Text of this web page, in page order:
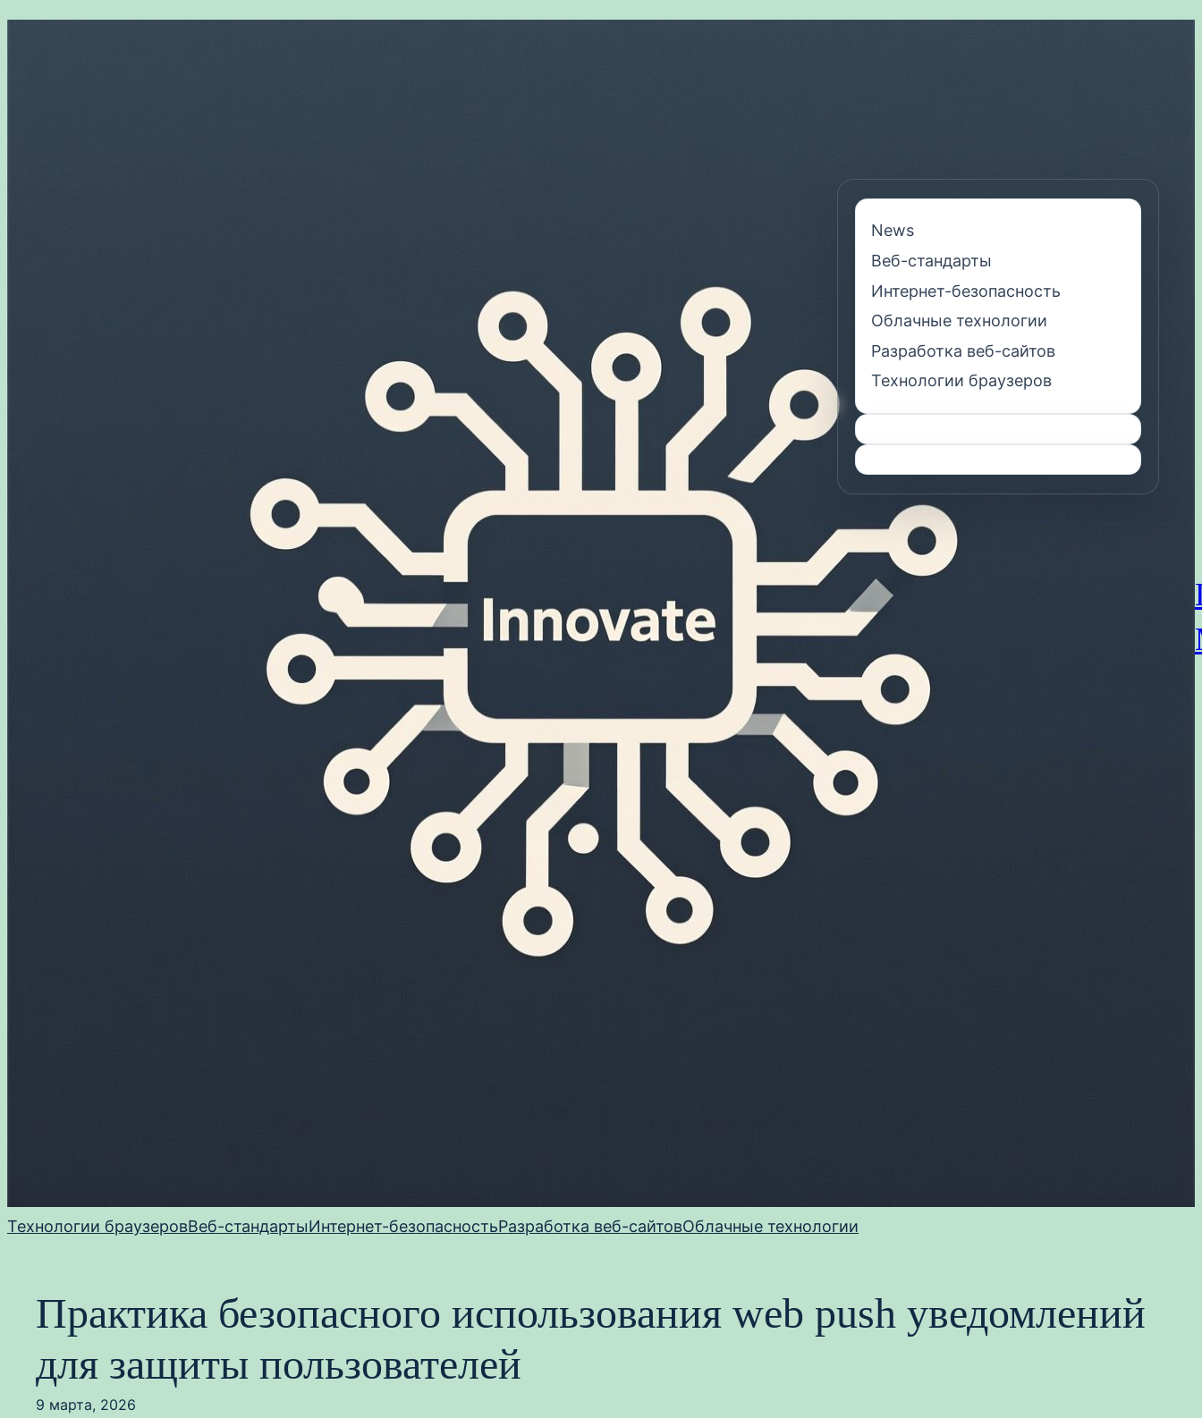
Перейти
Технологии браузеровВеб-стандартыИнтернет-безопасностьРазработка веб-сайтовОблачные технологии
Практика безопасного использования web push уведомлений
для защиты пользователей
9 марта, 2026
News
Веб-стандарты
Интернет-безопасность
Облачные технологии
Разработка веб-сайтов
Технологии браузеров